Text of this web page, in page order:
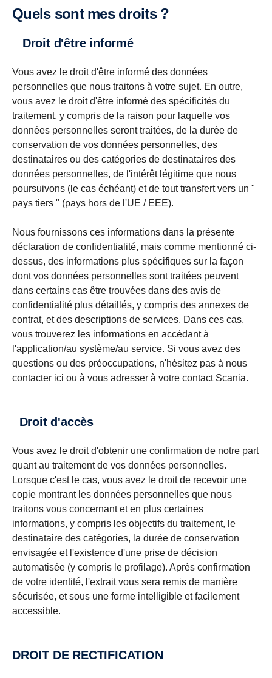
Quels sont mes droits ?
Droit d'être informé
Vous avez le droit d'être informé des données
personnelles que nous traitons à votre sujet. En outre,
vous avez le droit d'être informé des spécificités du
traitement, y compris de la raison pour laquelle vos
données personnelles seront traitées, de la durée de
conservation de vos données personnelles, des
destinataires ou des catégories de destinataires des
données personnelles, de l'intérêt légitime que nous
poursuivons (le cas échéant) et de tout transfert vers un "
pays tiers " (pays hors de l'UE / EEE).
Nous fournissons ces informations dans la présente
déclaration de confidentialité, mais comme mentionné ci-
dessus, des informations plus spécifiques sur la façon
dont vos données personnelles sont traitées peuvent
dans certains cas être trouvées dans des avis de
confidentialité plus détaillés, y compris des annexes de
contrat, et des descriptions de services. Dans ces cas,
vous trouverez les informations en accédant à
l'application/au système/au service. Si vous avez des
questions ou des préoccupations, n'hésitez pas à nous
contacter ici ou à vous adresser à votre contact Scania.
Droit d'accès
Vous avez le droit d'obtenir une confirmation de notre part
quant au traitement de vos données personnelles.
Lorsque c'est le cas, vous avez le droit de recevoir une
copie montrant les données personnelles que nous
traitons vous concernant et en plus certaines
informations, y compris les objectifs du traitement, le
destinataire des catégories, la durée de conservation
envisagée et l'existence d'une prise de décision
automatisée (y compris le profilage). Après confirmation
de votre identité, l'extrait vous sera remis de manière
sécurisée, et sous une forme intelligible et facilement
accessible.
DROIT DE RECTIFICATION